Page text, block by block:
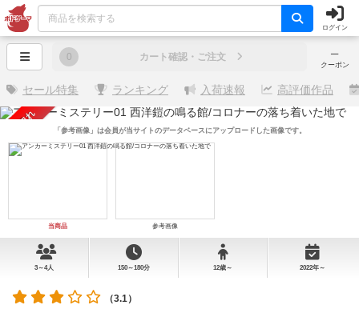
ログイン
─
クーポン
0 カート確認・ご注文
セール特集 ランキング 入荷速報 高評価作品
売り切れ
当商品 参考画像
「参考画像」は会員が当サイトのデータベースにアップロードした画像です。
3～4人 150～180分 12歳～ 2022年～
（3.1）